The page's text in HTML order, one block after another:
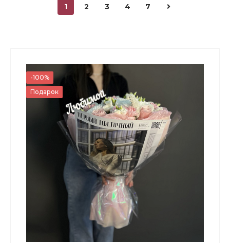
700 ₽
- +
В корзину
Мишка Мини №1
1 2 3 4 7
-100%
Подарок